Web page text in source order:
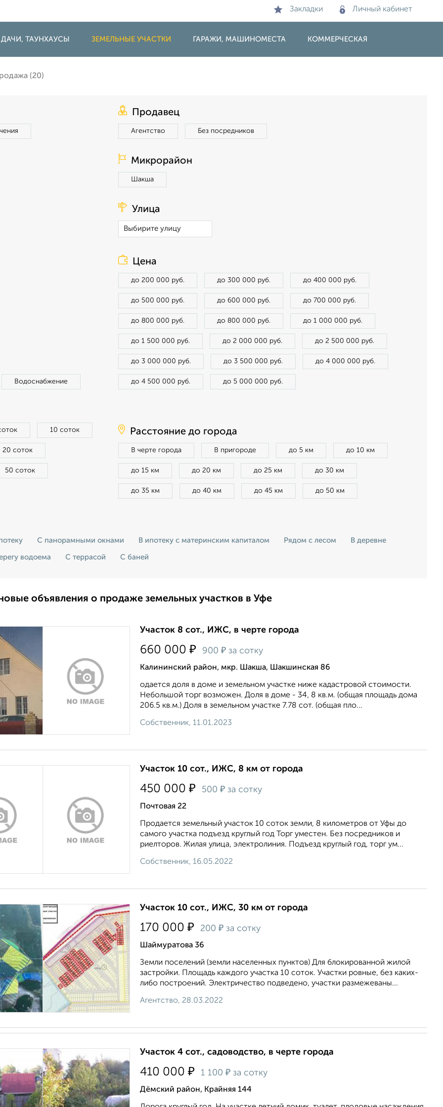
Закладки Личный кабинет
ТАУНХАУСЫ ЗЕМЕЛЬНЫЕ УЧАСТКИ ГАРАЖИ, МАШИНОМЕСТА КОММЕРЧЕСКАЯ
(20)
Продавец
Агентство Без посредников
Микрорайон
Шакша
Улица
Водоснабжение
Цена
до 200 000 руб. до 300 000 руб. до 400 000 руб.
до 500 000 руб. до 600 000 руб. до 700 000 руб.
до 800 000 руб. до 800 000 руб. до 1 000 000 руб.
до 1 500 000 руб. до 2 000 000 руб. до 2 500 000 руб.
до 3 000 000 руб. до 3 500 000 руб. до 4 000 000 руб.
до 4 500 000 руб. до 5 000 000 руб.
10 соток
20 соток
50 соток
Расстояние до города
В черте города В пригороде до 5 км до 10 км
до 15 км до 20 км до 25 км до 30 км
до 35 км до 40 км до 45 км до 50 км
С панорамными окнами В ипотеку с материнским капиталом Рядом с лесом В деревне
водоема С террасой С баней
объявления о продаже земельных участков в Уфе
Участок 8 сот., ИЖС, в черте города
660 000 ₽ 900 ₽ за сотку
Калининский район, мкр. Шакша, Шакшинская 86
одается доля в доме и земельном участке ниже кадастровой стоимости.
Небольшой торг возможен. Доля в доме - 34, 8 кв.м. (общая площадь дома
206.5 кв.м.) Доля в земельном участке 7.78 сот. (общая пло...
Собственник, 11.01.2023
Участок 10 сот., ИЖС, 8 км от города
450 000 ₽ 500 ₽ за сотку
Почтовая 22
Продается земельный участок 10 соток земли, 8 километров от Уфы до
самого участка подъезд круглый год Торг уместен. Без посредников и
риелторов. Жилая улица, электролиния. Подъезд круглый год, торг ум...
Собственник, 16.05.2022
Участок 10 сот., ИЖС, 30 км от города
170 000 ₽ 200 ₽ за сотку
Шаймуратова 36
Земли поселений (земли населенных пунктов) Для блокированной жилой
застройки. Площадь каждого участка 10 соток. Участки ровные, без каких-
либо построений. Электричество подведено, участки размежеваны...
Агентство, 28.03.2022
Участок 4 сот., садоводство, в черте города
410 000 ₽ 1 100 ₽ за сотку
Дёмский район, Крайняя 144